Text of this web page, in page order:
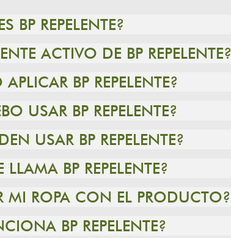
BP REPELENTE?
ACTIVO DE BP REPELENTE?
BP REPELENTE?
USAR BP REPELENTE?
USAR BP REPELENTE?
BP REPELENTE?
MI ROPA CON EL PRODUCTO?
BP REPELENTE?